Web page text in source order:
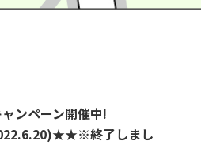
ンペーン開催中!
終了しまし